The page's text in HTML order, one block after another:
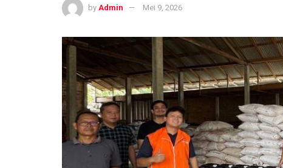
by Admin Mei 9, 2026